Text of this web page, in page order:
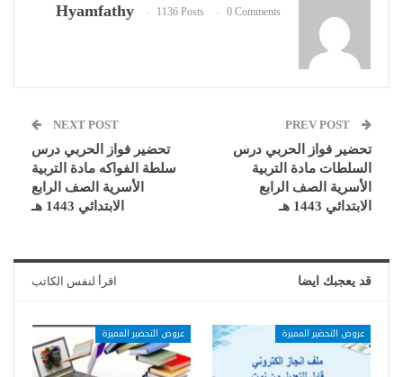
Hyamfathy 1136 Posts 0 Comments
تحضير فواز الحربي درس
السلطات مادة التربية
الأسرية الصف الرابع
الابتدائي 1443 هـ
NEXT POST
تحضير فواز الحربي درس
سلطة الفواكه مادة التربية
الأسرية الصف الرابع
الابتدائي 1443 هـ
قد يعجبك ايضا اقرأ لنفس الكاتب
عروض التحضير المميزة عروض التحضير المميزة